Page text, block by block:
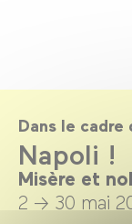
Dans le cadre
Napoli !
Misère et
2 → 30 mai